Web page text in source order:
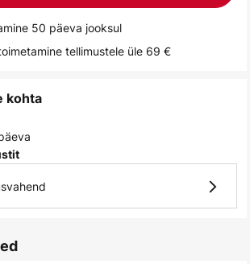
50 päeva jooksul
tellimustele üle 69 €
kohta